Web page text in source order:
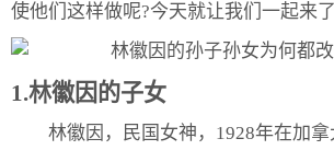
使他们这样做呢?今天就让我们一起来了
1.林徽因的子女
林徽因，民国女神，1928年在加